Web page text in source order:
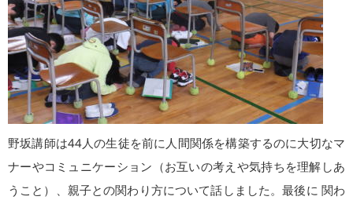
野坂講師は44人の生徒を前に人間関係を構築するのに大切なマ
ナーやコミュニケーション（お互いの考えや気持ちを理解しあ
うこと）、親子との関わり方について話しました。最後に 関わ